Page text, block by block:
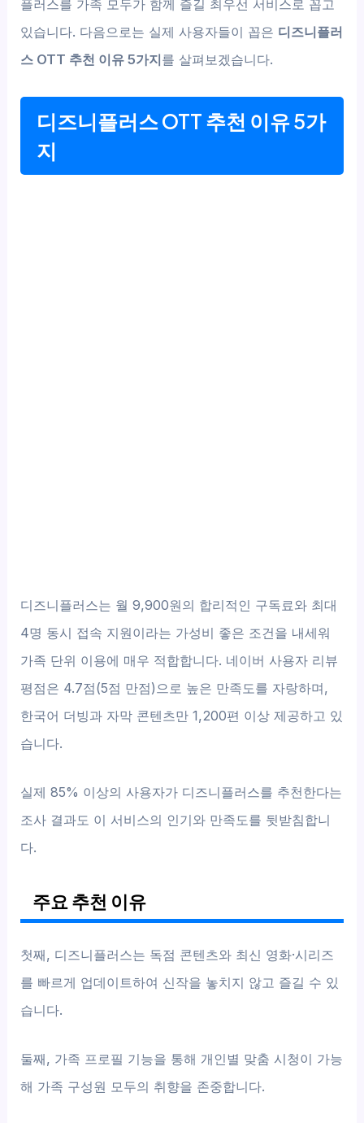
플러스를 가족 모두가 함께 즐길 최우선 서비스로 꼽고
있습니다. 다음으로는 실제 사용자들이 꼽은 디즈니플러
스 OTT 추천 이유 5가지를 살펴보겠습니다.
디즈니플러스 OTT 추천 이유 5가
지
디즈니플러스는 월 9,900원의 합리적인 구독료와 최대
4명 동시 접속 지원이라는 가성비 좋은 조건을 내세워
가족 단위 이용에 매우 적합합니다. 네이버 사용자 리뷰
평점은 4.7점(5점 만점)으로 높은 만족도를 자랑하며,
한국어 더빙과 자막 콘텐츠만 1,200편 이상 제공하고 있
습니다.
실제 85% 이상의 사용자가 디즈니플러스를 추천한다는
조사 결과도 이 서비스의 인기와 만족도를 뒷받침합니
다.
주요 추천 이유
첫째, 디즈니플러스는 독점 콘텐츠와 최신 영화·시리즈
를 빠르게 업데이트하여 신작을 놓치지 않고 즐길 수 있
습니다.
둘째, 가족 프로필 기능을 통해 개인별 맞춤 시청이 가능
해 가족 구성원 모두의 취향을 존중합니다.